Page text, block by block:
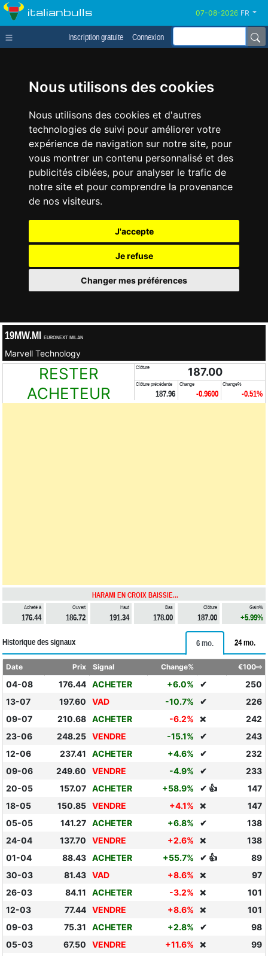
Nous utilisons des cookies
Nous utilisons des cookies et d'autres
technologies de suivi pour améliorer votre
expérience de navigation sur notre site, pour
vous montrer un contenu personnalisé et des
publicités ciblées, pour analyser le trafic de
notre site et pour comprendre la provenance
de nos visiteurs.
J'accepte
Je refuse
Changer mes préférences
italianbulls FR
Inscription gratuite Connexion
19MW.MI EURONEXT MILAN
Marvell Technology
RESTER
ACHETEUR
Clôture 187.00
Clôture précédente
187.96
Change
-0.9600
Change%
-0.51%
HARAMI EN CROIX BAISSIE...
Acheté à
176.44
Ouvert
186.72
Haut
191.34
Bas
178.00
Clôture
187.00
Gain%
+5.99%
Historique des signaux 6 mo. 24 mo.
Date Prix Signal Change% €100⇨
04-08 176.44 ACHETER +6.0% ✔
250
13-07
197.60 VAD -10.7% ✔
226
09-07
210.68 ACHETER -6.2% ❌
242
23-06
248.25 VENDRE -15.1% ✔
243
12-06
237.41 ACHETER +4.6% ✔
232
09-06
249.60 VENDRE -4.9% ✔
233
20-05
157.07 ACHETER +58.9% ✔ 👍
147
18-05
150.85 VENDRE +4.1% ❌
147
05-05
141.27 ACHETER +6.8% ✔
138
24-04
137.70 VENDRE +2.6% ❌
138
01-04
88.43 ACHETER +55.7% ✔ 👍
89
30-03
81.43 VAD +8.6% ❌
97
26-03
84.11 ACHETER -3.2% ❌
101
12-03
77.44 VENDRE +8.6% ❌
101
09-03
75.31 ACHETER +2.8% ✔
98
05-03
67.50 VENDRE +11.6% ❌
99